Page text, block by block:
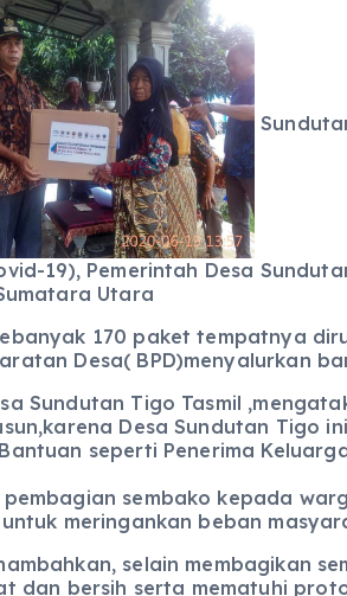
e
g
r
a
m
ss
e
n
g
er
ai
l
a
re
19), Pemerintah Desa
Utara
170 paket tempatnya
Desa( BPD)menyalurkan
Sundutan Tigo Tasmil
Desa Sundutan Tigo
seperti Penerima
pembagian sembako kepada
meringankan beban
selain membagikan
dan bersih serta mematuhi